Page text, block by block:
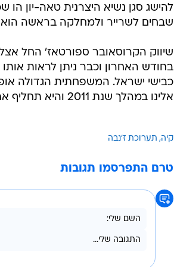
להישג סגן נשיא היצרנית טאה-יון הו
שבחים לשרייר ולמחלקה בראשה הוא
שיווק הקרוסאובר ספורטאז' החל
בחודש האחרון וכבר ניתן לראות
כבישי ישראל. המשפחתית הגדולה
אלינו במהלך שנת 2011 והיא תחליף את המג'נטיס הוותיקה.
קיה תערוכת ז'נבה
טרם התפרסמו תגובות